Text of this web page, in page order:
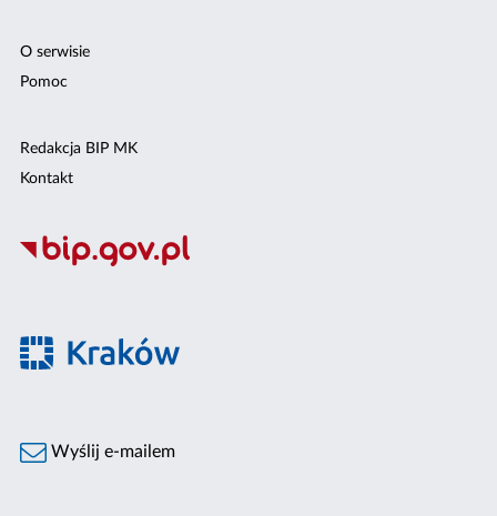
O serwisie
Pomoc
Redakcja BIP MK
Kontakt
Wyślij e-mailem